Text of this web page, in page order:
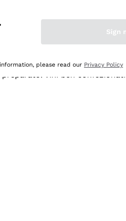
Vini ben
Sign
please read our Privacy Policy